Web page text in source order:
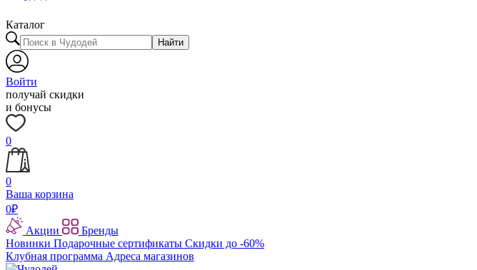
Каталог
Найти
Войти
получай скидки
и бонусы
0
0
Ваша корзина
0₽
Акции
Бренды
Новинки Подарочные сертификаты Скидки до -60%
Клубная программа Адреса магазинов